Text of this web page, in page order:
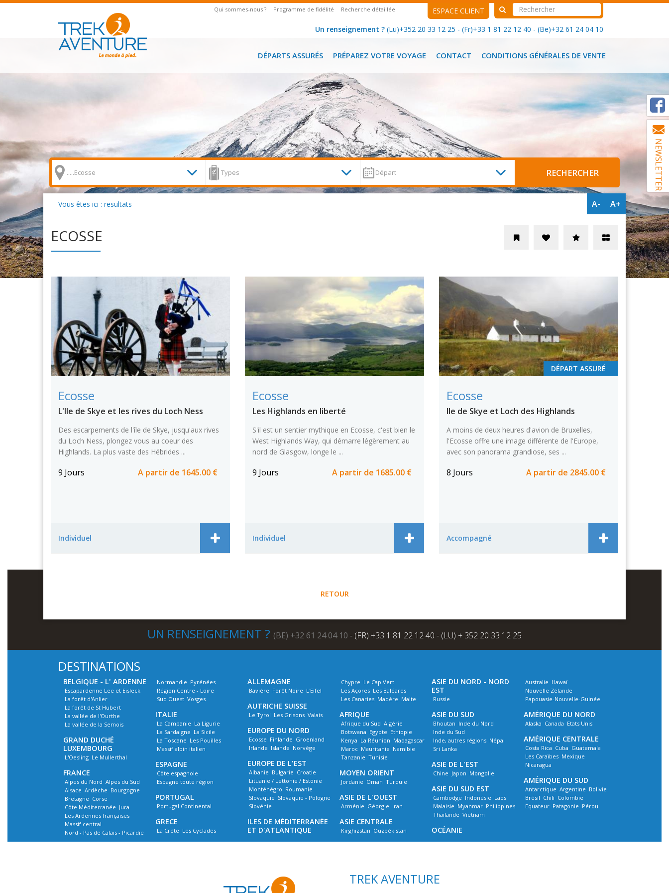
Qui sommes-nous ? Programme de fidélité Recherche détaillée
ESPACE CLIENT
Un renseignement ? (Lu)+352 20 33 12 25 - (Fr)+33 1 81 22 12 40 - (Be)+32 61 24 04 10
DÉPARTS ASSURÉS PRÉPAREZ VOTRE VOYAGE CONTACT CONDITIONS GÉNÉRALES DE VENTE
NEWSLETTER
Vous êtes ici : resultats A- A+
ECOSSE
Ecosse
L'Ile de Skye et les rives du Loch Ness
Des escarpements de l'île de Skye, jusqu'aux rives
du Loch Ness, plongez vous au coeur des
Highlands. La plus vaste des Hébrides ...
9 Jours A partir de 1645.00 €
Individuel
Ecosse
Les Highlands en liberté
S'il est un sentier mythique en Ecosse, c'est bien le
West Highlands Way, qui démarre légèrement au
nord de Glasgow, longe le ...
9 Jours A partir de 1685.00 €
Individuel
DÉPART ASSURÉ
Ecosse
Ile de Skye et Loch des Highlands
A moins de deux heures d'avion de Bruxelles,
l'Ecosse offre une image différente de l'Europe,
avec son panorama grandiose, ses ...
8 Jours A partir de 2845.00 €
Accompagné
RETOUR
UN RENSEIGNEMENT ? (BE) +32 61 24 04 10 - (FR) +33 1 81 22 12 40 - (LU) + 352 20 33 12 25
DESTINATIONS
BELGIQUE - L' ARDENNE
Escapardenne Lee et Eisleck
La forêt d'Anlier
La forêt de St Hubert
La vallée de l'Ourthe
La vallée de la Semois
GRAND DUCHÉ
LUXEMBOURG
L'Oesling Le Mullerthal
FRANCE
Alpes du Nord Alpes du Sud
Alsace Ardèche Bourgogne
Bretagne Corse
Côte Méditerranée Jura
Les Ardennes françaises
Massif central
Nord - Pas de Calais - Picardie
Normandie Pyrénées
Région Centre - Loire
Sud Ouest Vosges
ITALIE
La Campanie La Ligurie
La Sardaigne La Sicile
La Toscane Les Pouilles
Massif alpin italien
ESPAGNE
Côte espagnole
Espagne toute région
PORTUGAL
Portugal Continental
GRECE
La Crète Les Cyclades
ALLEMAGNE
Bavière Forêt Noire L'Eifel
AUTRICHE SUISSE
Le Tyrol Les Grisons Valais
EUROPE DU NORD
Ecosse Finlande Groenland
Irlande Islande Norvège
EUROPE DE L'EST
Albanie Bulgarie Croatie
Lituanie / Lettonie / Estonie
Monténégro Roumanie
Slovaquie Slovaquie - Pologne
Slovénie
ILES DE MÉDITERRANÉE
ET D'ATLANTIQUE
Chypre Le Cap Vert
Les Açores Les Baléares
Les Canaries Madère Malte
AFRIQUE
Afrique du Sud Algérie
Botswana Egypte Ethiopie
Kenya La Réunion Madagascar
Maroc Mauritanie Namibie
Tanzanie Tunisie
MOYEN ORIENT
Jordanie Oman Turquie
ASIE DE L'OUEST
Arménie Géorgie Iran
ASIE CENTRALE
Kirghizstan Ouzbékistan
ASIE DU NORD - NORD
EST
Russie
ASIE DU SUD
Bhoutan Inde du Nord
Inde du Sud
Inde, autres régions Népal
Sri Lanka
ASIE DE L'EST
Chine Japon Mongolie
ASIE DU SUD EST
Cambodge Indonésie Laos
Malaisie Myanmar Philippines
Thaïlande Vietnam
OCÉANIE
Australie Hawaï
Nouvelle Zélande
Papouasie-Nouvelle-Guinée
AMÉRIQUE DU NORD
Alaska Canada Etats Unis
AMÉRIQUE CENTRALE
Costa Rica Cuba Guatemala
Les Caraïbes Mexique
Nicaragua
AMÉRIQUE DU SUD
Antarctique Argentine Bolivie
Brésil Chili Colombie
Equateur Patagonie Pérou
TREK AVENTURE